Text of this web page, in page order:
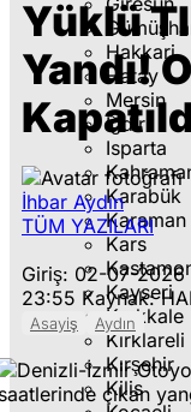
Hakkari
Hatay
Mersin
Iğdır
Isparta
Karabük
Karaman
Kars
Kayseri
Kırıkkale
Kırklareli
Kırşehir
Kilis
Yüklü
Yandı!
İhbar Aydın
TÜM YAZILARI
Giriş: 02-07-2026
23:55 Kaynak:
Asayiş Aydın